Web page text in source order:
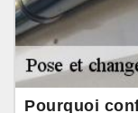
Pourquoi